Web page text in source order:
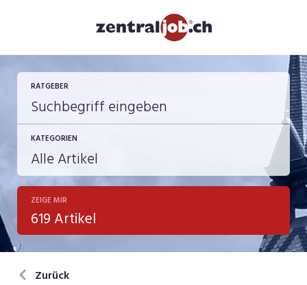
RATGEBER
KATEGORIEN
Berufsbilder
Bewerbung
ZEIGE MIR
619 Artikel
Zurück